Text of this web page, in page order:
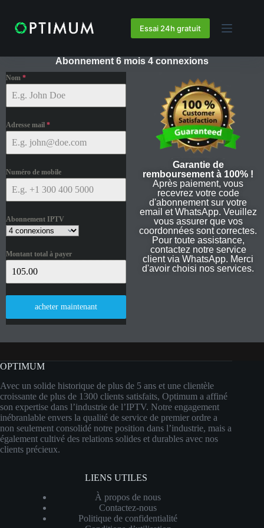
Essai 24h gratuit
Abonnement 6 mois 4 connexions
Nom *
Adresse mail *
Numéro de mobile
Abonnement IPTV
Montant total à payer
acheter maintenant
Garantie de
remboursement à 100% !
Après paiement, vous
recevrez votre code
d'abonnement sur votre
email et WhatsApp. Veuillez
vous assurer que vos
coordonnées sont correctes.
Pour toute assistance,
contactez notre service
client via WhatsApp. Merci
d'avoir choisi nos services.
OPTIMUM
Avec un solide historique de plus de 5 ans et une clientèle
croissante de plus de 1300 clients satisfaits, Optimum a affiné
son expertise dans l’industrie de l’IPTV. Notre engagement
inébranlable envers la qualité de service de premier ordre a
non seulement consolidé notre position dans l’industrie, mais a
également cultivé des relations solides et durables avec nos
clients précieux.
LIENS UTILES
À propos de nous
Contactez-nous
Politique de confidentialité